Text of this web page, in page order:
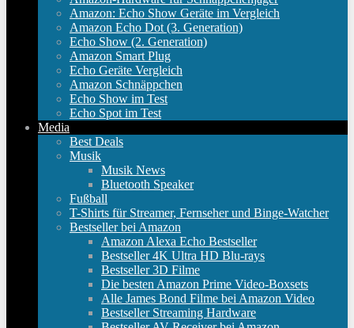
Amazon: Echo Show Geräte im Vergleich
Amazon Echo Dot (3. Generation)
Echo Show (2. Generation)
Amazon Smart Plug
Echo Geräte Vergleich
Amazon Schnäppchen
Echo Show im Test
Echo Spot im Test
Media
Best Deals
Musik
Musik News
Bluetooth Speaker
Fußball
T-Shirts für Streamer, Fernseher und Binge-Watcher
Bestseller bei Amazon
Amazon Alexa Echo Bestseller
Bestseller 4K Ultra HD Blu-rays
Bestseller 3D Filme
Die besten Amazon Prime Video-Boxsets
Alle James Bond Filme bei Amazon Video
Bestseller Streaming Hardware